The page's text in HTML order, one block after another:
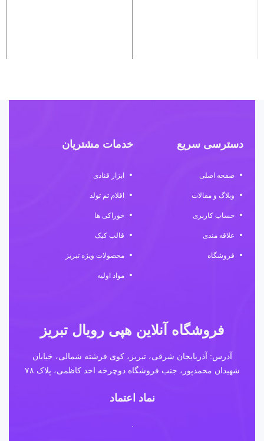
دسترسی سریع
صفحه اصلی
وبلاگ و مقالات
حساب کاربری
علاقه مندی
فروشگاه
خدمات مشتریان
ابزار قنادی
اقلام تم تولد
خوراکی ها
قالب کیک
محصولات ویژه تبریز
مواد اولیه
فروشگاه آنلاین هپی رویال تبریز
آدرس: آذربایجان شرقی، تبریز، کوی فرشته شمالی، خیابان
شهیدان محمدپور، جنب فروشگاه دوچرخه احد کاظمی، پلاک ۷۸
نماد اعتماد